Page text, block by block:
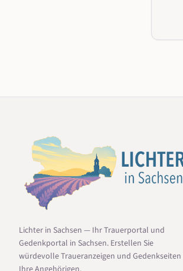
Lichter in Sachsen — Ihr Trauerportal und
Gedenkportal in Sachsen. Erstellen Sie
würdevolle Traueranzeigen und